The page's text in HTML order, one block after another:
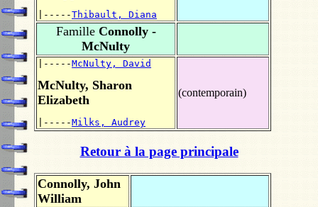
|-----Thibault, Diana
FamilleConnolly -
McNulty
|-----McNulty, David
McNulty, Sharon
Elizabeth
|-----Milks, Audrey
(contemporain)
Retour à la page principale
Connolly, John
William